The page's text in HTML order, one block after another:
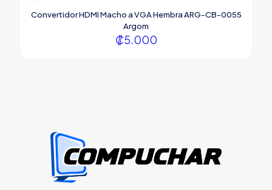
Convertidor HDMI Macho a VGA Hembra ARG-CB-0055
Argom
₡5.000